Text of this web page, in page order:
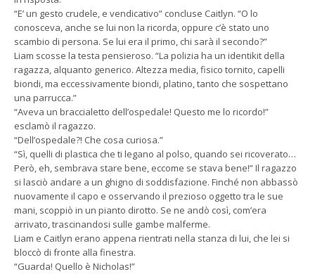
“E’ un gesto crudele, e vendicativo” concluse Caitlyn. “O lo
conosceva, anche se lui non la ricorda, oppure c’è stato uno
scambio di persona. Se lui era il primo, chi sarà il secondo?”
Liam scosse la testa pensieroso. “La polizia ha un identikit della
ragazza, alquanto generico. Altezza media, fisico tornito, capelli
biondi, ma eccessivamente biondi, platino, tanto che sospettano
una parrucca.”
“Aveva un braccialetto dell’ospedale! Questo me lo ricordo!”
esclamò il ragazzo.
“Dell’ospedale?! Che cosa curiosa.”
“Sì, quelli di plastica che ti legano al polso, quando sei ricoverato…
Però, eh, sembrava stare bene, eccome se stava bene!” Il ragazzo
si lasciò andare a un ghigno di soddisfazione. Finché non abbassò
nuovamente il capo e osservando il prezioso oggetto tra le sue
mani, scoppiò in un pianto dirotto. Se ne andò così, com’era
arrivato, trascinandosi sulle gambe malferme.
Liam e Caitlyn erano appena rientrati nella stanza di lui, che lei si
bloccò di fronte alla finestra.
“Guarda! Quello è Nicholas!”